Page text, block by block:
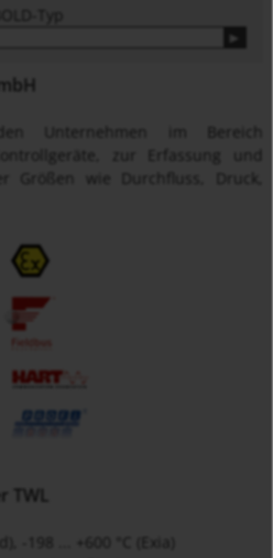
Typ
Unternehmen im Bereich
zur Erfassung und
Größen wie Durchfluss, Druck,
TWL
-198 ... +600 °C (Exia)